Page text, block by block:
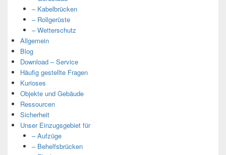
– Kabelbrücken
– Rollgerüste
– Wetterschutz
Allgemein
Blog
Download – Service
Häufig gestellte Fragen
Kurioses
Objekte und Gebäude
Ressourcen
Sicherheit
Unser Einzugsgebiet für
– Aufzüge
– Behelfsbrücken